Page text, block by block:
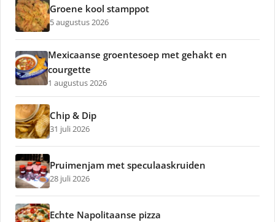
Groene kool stamppot
5 augustus 2026
Mexicaanse groentesoep met gehakt en
courgette
1 augustus 2026
Chip & Dip
31 juli 2026
Pruimenjam met speculaaskruiden
28 juli 2026
Echte Napolitaanse pizza